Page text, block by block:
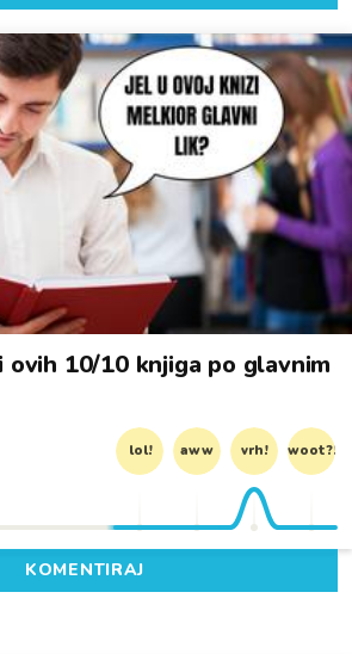
10/10 knjiga po glavnim
lol! aww vrh! woot?!
KOMENTIRAJ